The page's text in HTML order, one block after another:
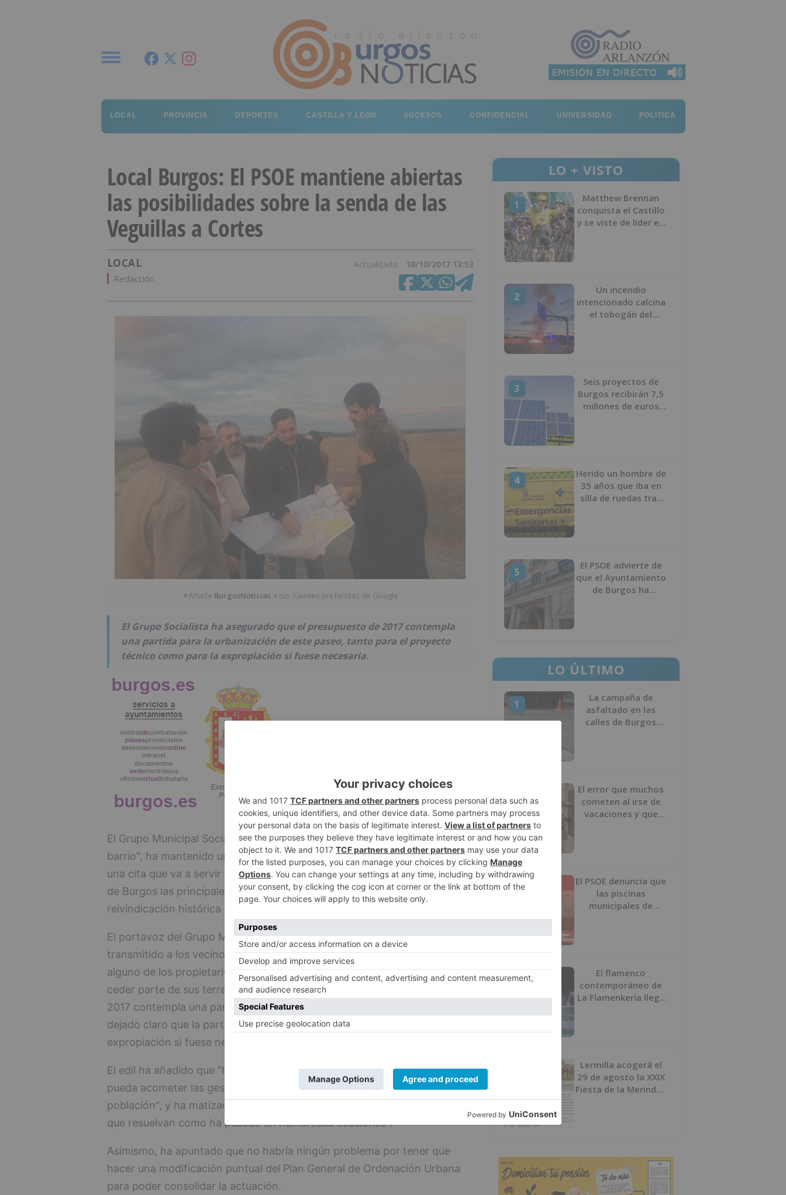
LOCAL PROVINCIA DEPORTES CASTILLA Y LEÓN SUCESOS CONFIDENCIAL UNIVERSIDAD POLÍTICA
Local Burgos: El PSOE mantiene abiertas
las posibilidades sobre la senda de las
Veguillas a Cortes
LOCAL Actualizado 18/10/2017 13:53
Redacción
★Añade BurgosNoticias a tus fuentes preferidas de Google
El Grupo Socialista ha asegurado que el presupuesto de 2017 contempla
una partida para la urbanización de este paseo, tanto para el proyecto
técnico como para la expropiación si fuese necesaria.
El Grupo Municipal Socialistas, dentro de la campaña "Un Pleno, un
barrio", ha mantenido un encuentro con los vecinos del barrio de Cortes,
una cita que va a servir para trasladar al próximo Pleno del Ayuntamiento
de Burgos las principales demandas vecinales. Entre ellas destaca una
reivindicación histórica como es la senda entre las Veguillas y Cortes.
El portavoz del Grupo Municipal Socialista, Daniel de la Rosa, ha
transmitido a los vecinos "que no hay porque rendirse ante la negativa de
alguno de los propietarios de los terrenos que no están dispuestos a
ceder parte de sus terrenos". El edil ha asegurado que el presupuesto de
2017 contempla una partida para la urbanización de este paseo, y ha
dejado claro que la partida es tanto para el proyecto técnico como para la
expropiación si fuese necesaria.
El edil ha añadido que "hay capacidad real para que el Ayuntamiento
pueda acometer las gestiones necesarias para unir dos núcleos de
población", y ha matizado que si no hay acuerdo "serán los tribunales los
que resuelvan como ha pasado en numerosas ocasiones".
Asimismo, ha apuntado que no habría ningún problema por tener que
hacer una modificación puntual del Plan General de Ordenación Urbana
para poder consolidar la actuación.
LO + VISTO
1
Matthew Brennan
conquista el Castillo
y se viste de líder en
2
Un incendio
intencionado calcina
el tobogán del
3
Seis proyectos de
Burgos recibirán 7,5
millones de euros
4
Herido un hombre de
35 años que iba en
silla de ruedas tras
5
El PSOE advierte de
que el Ayuntamiento
de Burgos ha
LO ÚLTIMO
1
La campaña de
asfaltado en las
calles de Burgos
2
El error que muchos
cometen al irse de
vacaciones y que
3
El PSOE denuncia que
las piscinas
municipales de
plagas
4
El flamenco
contemporáneo de
La Flamenkería llega
Lermilla acogerá el
29 de agosto la XXIX
Fiesta de la Merindad